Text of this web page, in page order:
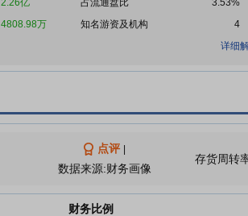
2.26亿 占流通盘比
3.53%
4808.98万 知名游资及机构
4
详细
点评
数据来源:财务画像
存货周转
财务比例